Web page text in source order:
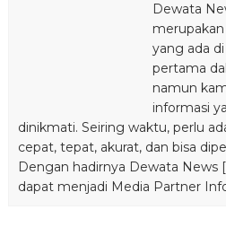
Dewata
yang ada
pertama
namun
informasi
dinikmati. Seiring waktu, perlu
cepat, tepat, akurat, dan bisa
Dengan hadirnya Dewata News
dapat menjadi Media Partner